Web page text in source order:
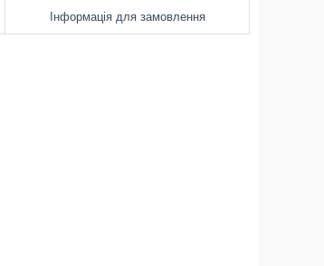
Інформація для замовлення